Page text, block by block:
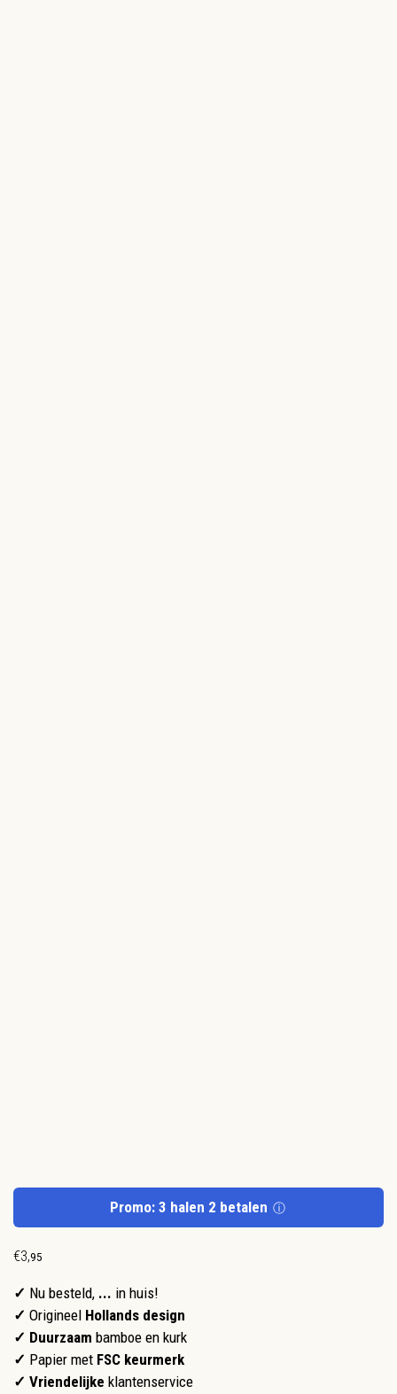
Promo: 3 halen 2 betalen ⓘ
€3,95
✓ Nu besteld, ... in huis!
✓ Origineel Hollands design
✓ Duurzaam bamboe en kurk
✓ Papier met FSC keurmerk
✓ Vriendelijke klantenservice